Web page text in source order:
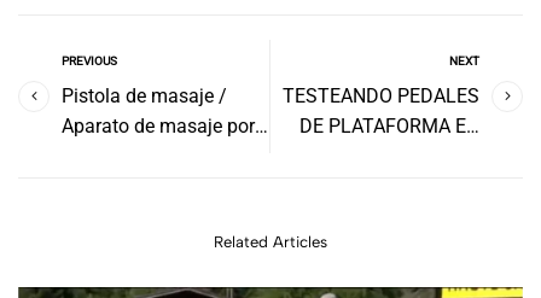
PREVIOUS
Pistola de masaje /
Aparato de masaje por
NEXT
TESTEANDO PEDALES
DE PLATAFORMA EN
Related Articles